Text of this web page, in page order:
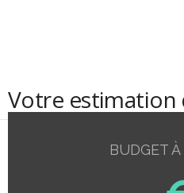
Votre estimation
BUDGET